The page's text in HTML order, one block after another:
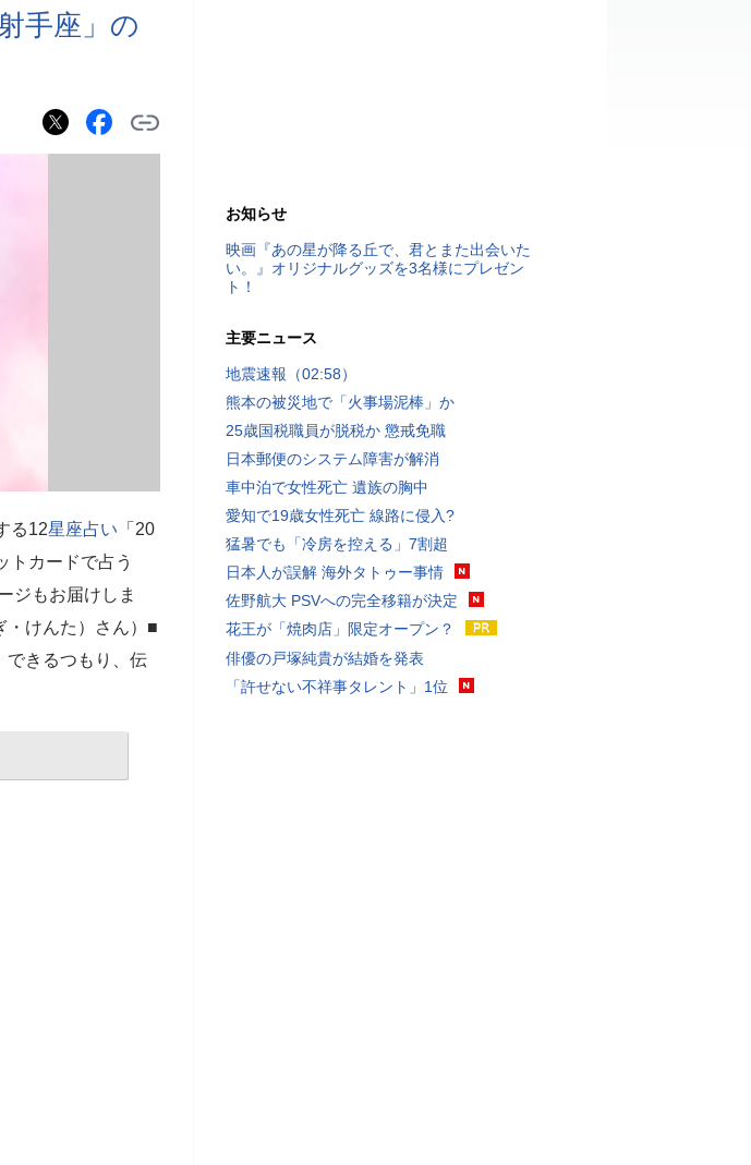
手座」の
る12星座占い 「20
トカードで占う
ジもお届けしま
・けんた）さん）■
できるつもり、伝
お知らせ
映画『あの星が降る丘で、君とまた出会いた
い。』オリジナルグッズを3名様にプレゼン
ト！
主要ニュース
地震速報（02:58）
熊本の被災地で「火事場泥棒」か
25歳国税職員が脱税か 懲戒免職
日本郵便のシステム障害が解消
車中泊で女性死亡 遺族の胸中
愛知で19歳女性死亡 線路に侵入?
猛暑でも「冷房を控える」7割超
日本人が誤解 海外タトゥー事情
佐野航大 PSVへの完全移籍が決定
花王が「焼肉店」限定オープン？
俳優の戸塚純貴が結婚を発表
「許せない不祥事タレント」1位